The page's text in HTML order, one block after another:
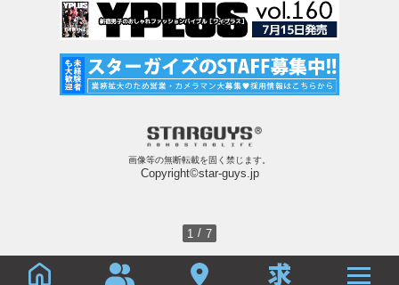
1 / 7
画像等の無断転載を固く禁じます。
Copyright©star-guys.jp